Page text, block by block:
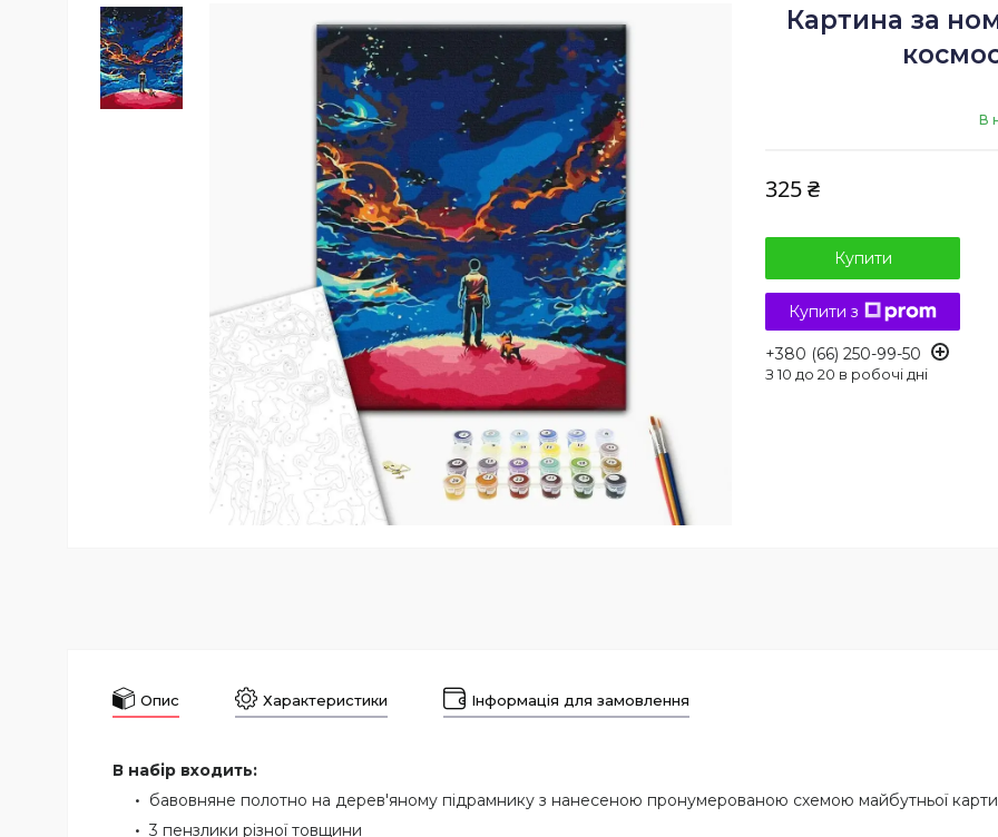
Картина за
В
325 ₴
Купити
Купити з
+380 (66) 250-99-50
З 10 до 20 в робочі дні
Опис Характеристики Інформація для замовлення
В набір входить:
бавовняне полотно на дерев'яному підрамнику з нанесеною пронумерованою схемою майбутньої
3 пензлики різної товщини